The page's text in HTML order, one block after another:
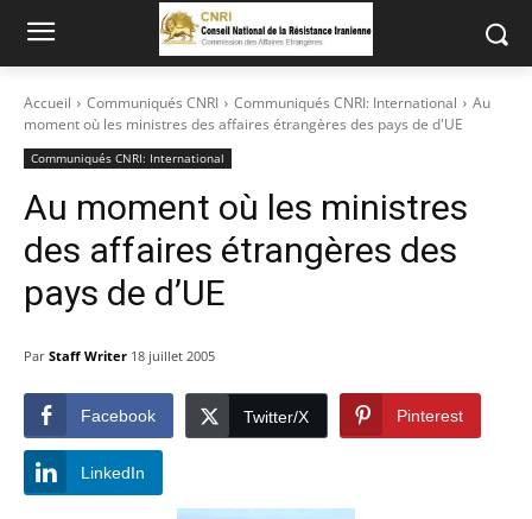
Accueil Communiqués CNRI Communiqués CNRI: International
Au
moment où les ministres des affaires étrangères des pays de d'UE
Communiqués CNRI: International
Au moment où les ministres
des affaires étrangères des
pays de d’UE
Par Staff Writer 18 juillet 2005
Facebook Twitter/X Pinterest
LinkedIn